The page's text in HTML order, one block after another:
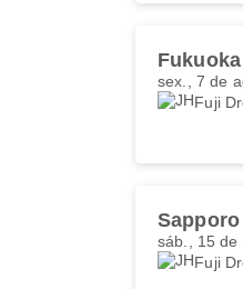
sex., 7 de
Fuji
Sapporo
sáb., 15 de
Fuji